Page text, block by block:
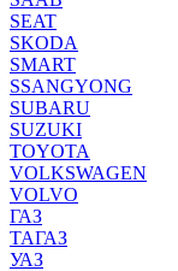
SEAT
SKODA
SMART
SSANGYONG
SUBARU
SUZUKI
TOYOTA
VOLKSWAGEN
VOLVO
ГАЗ
ТАГАЗ
УАЗ